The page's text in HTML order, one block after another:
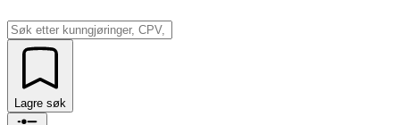
Lagre søk